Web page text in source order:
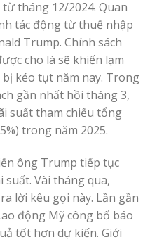
tháng 12/2024. Quan
tác động từ thuế nhập
Trump. Chính sách
cho là sẽ khiến lạm
kéo tụt năm nay. Trong
gần nhất hồi tháng 3,
suất tham chiếu tổng
trong năm 2025.
ông Trump tiếp tục
suất. Vài tháng qua,
lời kêu gọi này. Lần gần
động Mỹ công bố báo
tốt hơn dự kiến. Giới